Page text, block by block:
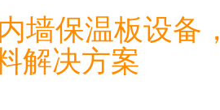
墙保温板设备，
解决方案